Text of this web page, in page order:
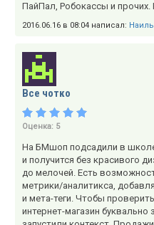
ПайПал, Робокассы и прочих.
2016.06.16 в 08:04 написал: Наиль
Все чотко
Оценка: 5
На БМшоп подсадили в
и получится без красивого
до мелочей. Есть
метрики/аналитикса,
и мета-теги. Чтобы
интернет-магазин буквально